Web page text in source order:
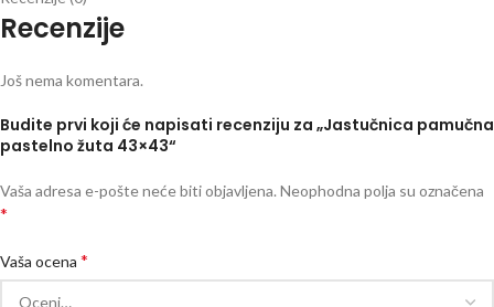
Recenzije
Još nema komentara.
Budite prvi koji će napisati recenziju za „Jastučnica pamučna
pastelno žuta 43×43“
Vaša adresa e-pošte neće biti objavljena.Neophodna polja su označena
*
Vaša ocena *